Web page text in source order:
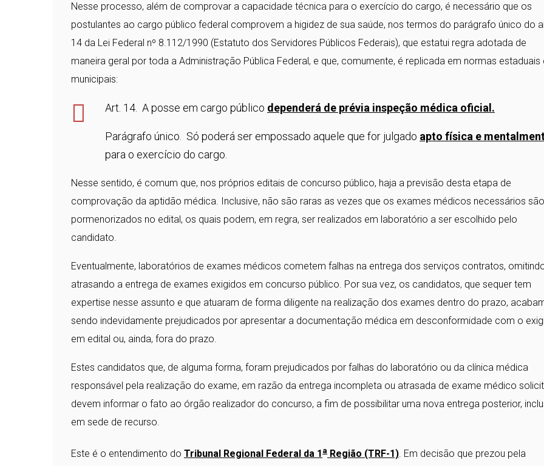
Nesse processo, além de comprovar a capacidade técnica para o exercício do cargo, é necessário que os
postulantes ao cargo público federal comprovem a higidez de sua saúde, nos termos do parágrafo único do
14 da Lei Federal nº 8.112/1990 (Estatuto dos Servidores Públicos Federais), que estatui regra adotada de
maneira geral por toda a Administração Pública Federal, e que, comumente, é replicada em normas estaduais
municipais:
Art. 14. A posse em cargo público dependerá de prévia inspeção médica oficial.
Parágrafo único. Só poderá ser empossado aquele que for julgado apto física e
para o exercício do cargo.
Nesse sentido, é comum que, nos próprios editais de concurso público, haja a previsão desta etapa de
comprovação da aptidão médica. Inclusive, não são raras as vezes que os exames médicos necessários são
pormenorizados no edital, os quais podem, em regra, ser realizados em laboratório a ser escolhido pelo
candidato.
Eventualmente, laboratórios de exames médicos cometem falhas na entrega dos serviços contratos,
atrasando a entrega de exames exigidos em concurso público. Por sua vez, os candidatos, que sequer tem
expertise nesse assunto e que atuaram de forma diligente na realização dos exames dentro do prazo,
sendo indevidamente prejudicados por apresentar a documentação médica em desconformidade com o
em edital ou, ainda, fora do prazo.
Estes candidatos que, de alguma forma, foram prejudicados por falhas do laboratório ou da clínica médica
responsável pela realização do exame, em razão da entrega incompleta ou atrasada de exame médico
devem informar o fato ao órgão realizador do concurso, a fim de possibilitar uma nova entrega posterior,
em sede de recurso.
Este é o entendimento do Tribunal Regional Federal da 1 a Região (TRF-1). Em decisão que prezou pela